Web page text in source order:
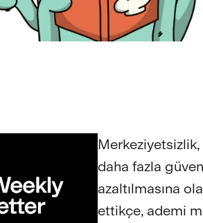
daha fazla
azaltılmasına
ettikçe, ademi